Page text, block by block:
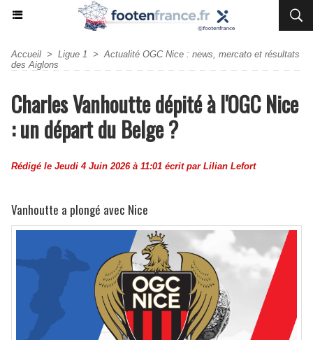
Accueil > Ligue 1 > Actualité OGC Nice : news, mercato et résultats
des Aiglons
Charles Vanhoutte dépité à l'OGC Nice
: un départ du Belge ?
Rédigé le Jeudi 4 Juin 2026 à 11:01 écrit par Lilian Lefort
Vanhoutte a plongé avec Nice